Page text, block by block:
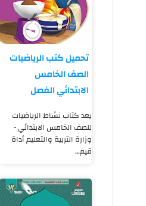
تحميل كتب الرياضيات
الصف الخامس
الابتدائي الفصل
يعد كتاب نشاط الرياضيات
للصف الخامس الابتدائي -
وزارة التربية والتعليم أداة
قيم…